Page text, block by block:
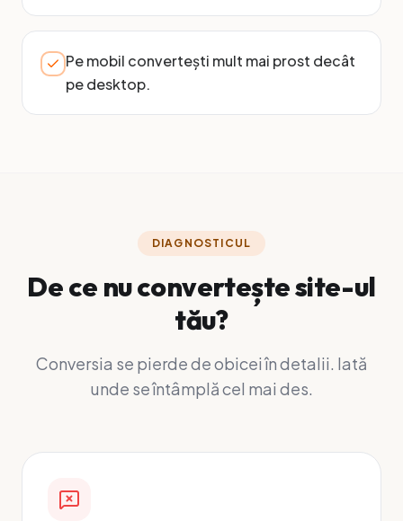
Pe mobil convertești mult mai prost decât
pe desktop.
DIAGNOSTICUL
De ce nu convertește site-ul
tău?
Conversia se pierde de obicei în detalii. Iată
unde se întâmplă cel mai des.